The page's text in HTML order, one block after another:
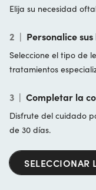
Elija su necesidad
2 | Personalice
Seleccione el tipo de
tratamientos
3 | Completar la
Disfrute del cuidado
de 30 días.
SELECCIONAR